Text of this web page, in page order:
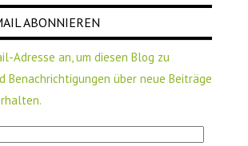
ABONNIEREN
Adresse an, um diesen Blog zu
Benachrichtigungen über neue Beiträge